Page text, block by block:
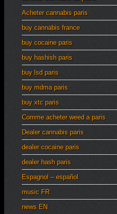
Acheter cannabis paris
buy cannabis france
buy cocaine paris
buy hashish paris
buy lsd paris
buy mdma paris
buy xtc paris
Comme acheter weed a paris
Dealer cannabis paris
dealer cocaine paris
dealer hash paris
Espagnol – español
music FR
news EN